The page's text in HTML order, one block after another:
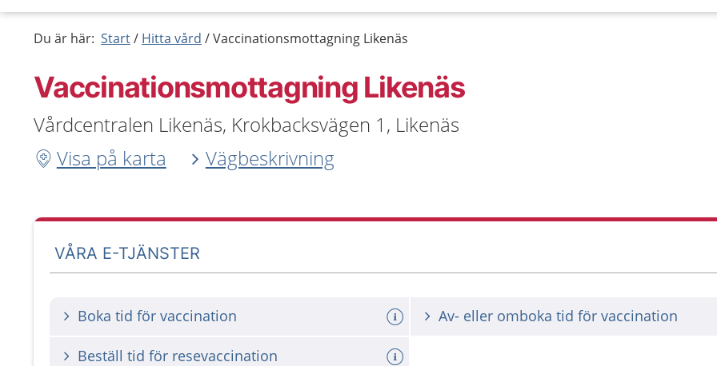
Du är här: Start Hitta vård Vaccinationsmottagning Likenäs
Vaccinationsmottagning Likenäs
Vårdcentralen Likenäs, Krokbacksvägen 1, Likenäs
Visa på karta
Vägbeskrivning
VÅRA E-TJÄNSTER
Boka tid för vaccination Av- eller omboka tid för vaccination
Beställ tid för resevaccination